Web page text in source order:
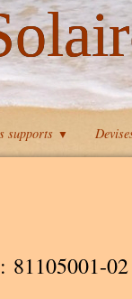
supports ▼
81105001-02